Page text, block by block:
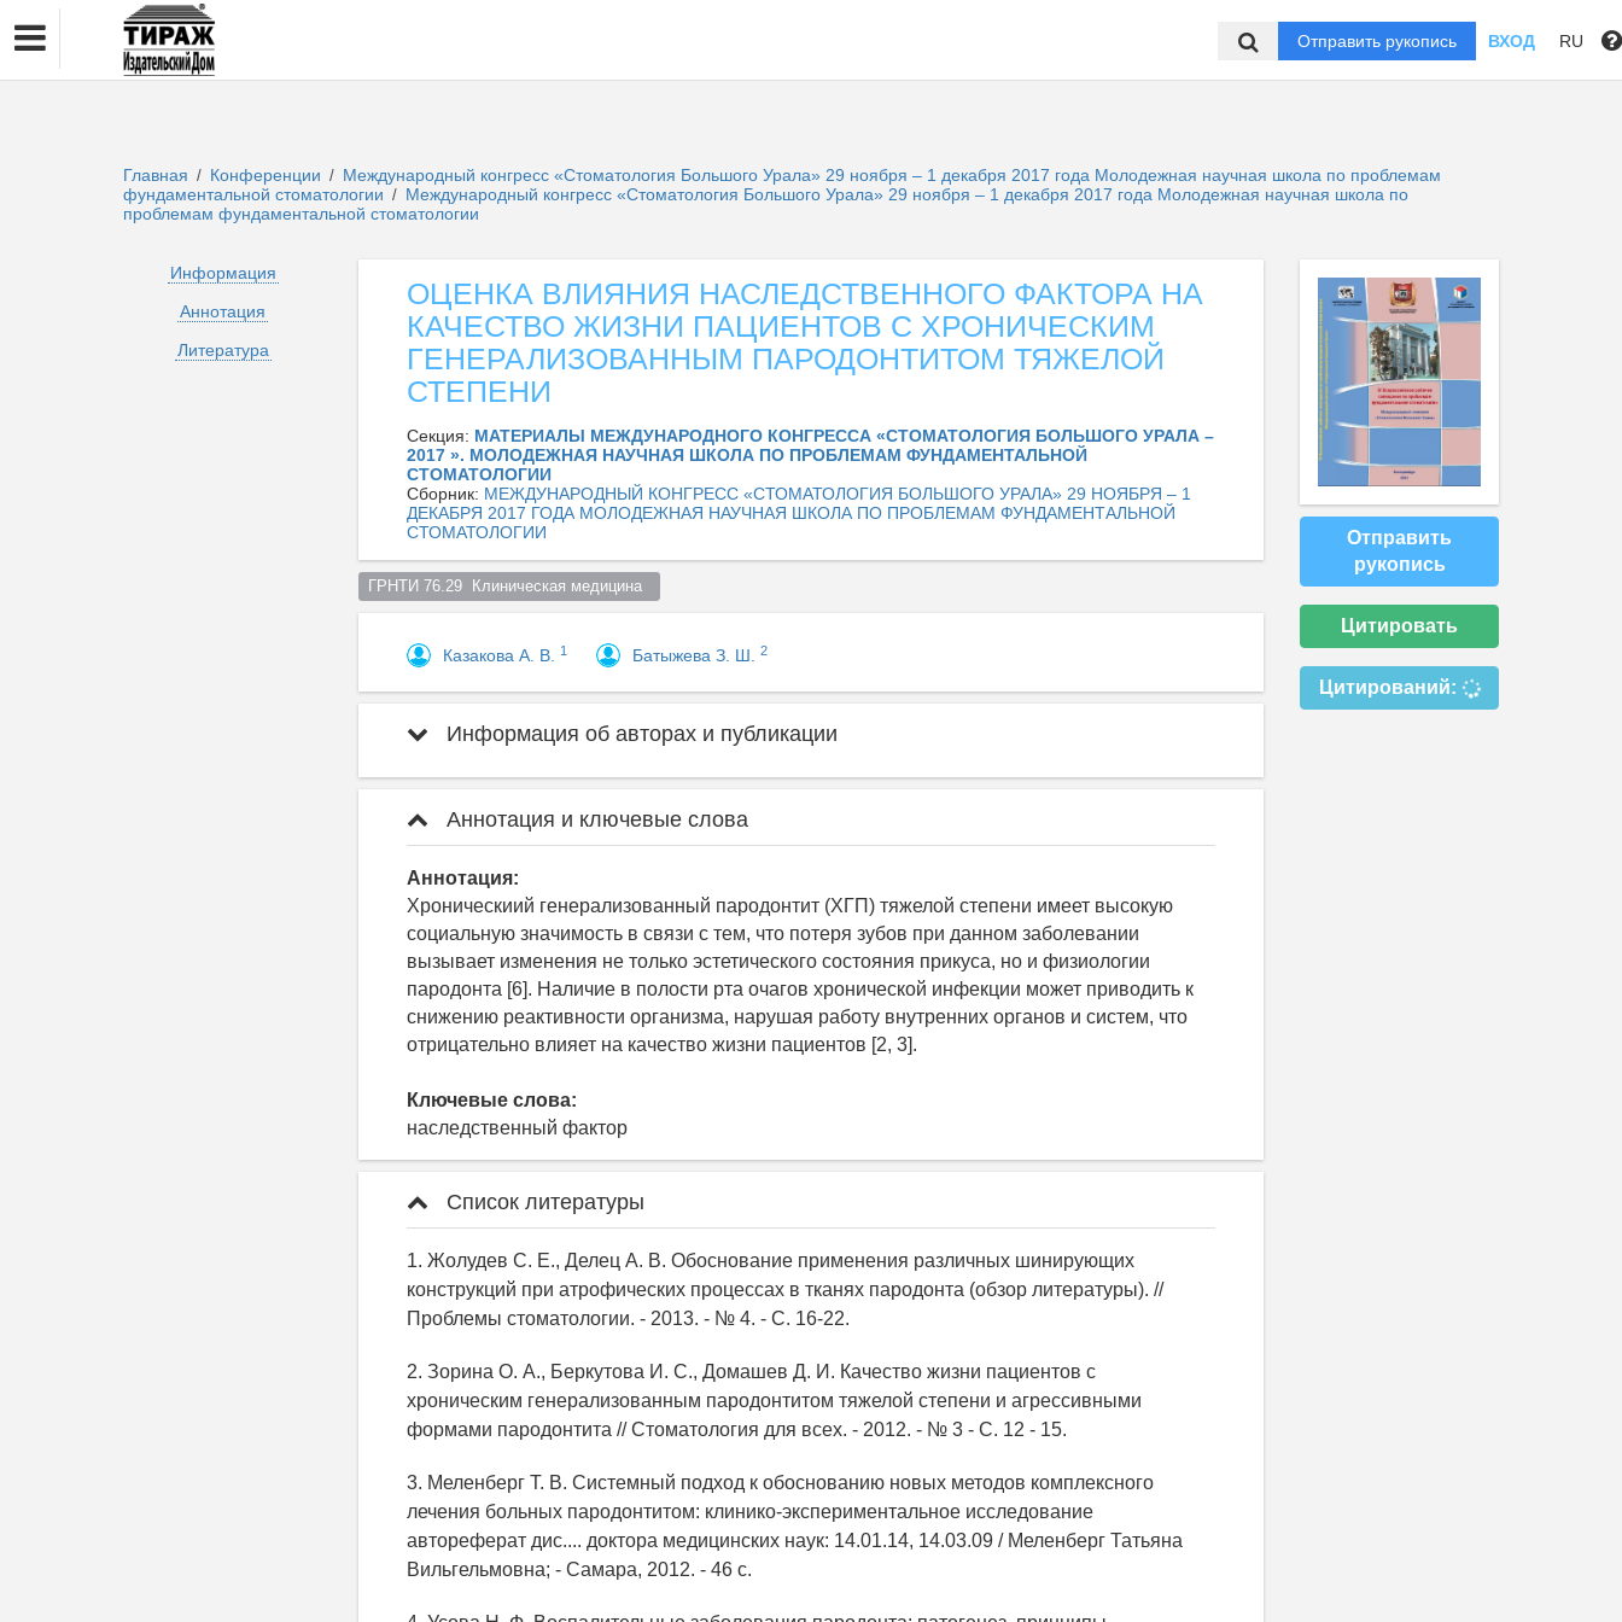
Отправить рукопись ВХОД RU
Главная / Конференции / Международный конгресс «Стоматология Большого Урала» 29 ноября – 1 декабря 2017 года Молодежная научная школа по проблемам
фундаментальной стоматологии / Международный конгресс «Стоматология Большого Урала» 29 ноября – 1 декабря 2017 года Молодежная научная школа по
проблемам фундаментальной стоматологии
Информация
Аннотация
Литература
ОЦЕНКА ВЛИЯНИЯ НАСЛЕДСТВЕННОГО ФАКТОРА НА
КАЧЕСТВО ЖИЗНИ ПАЦИЕНТОВ С ХРОНИЧЕСКИМ
ГЕНЕРАЛИЗОВАННЫМ ПАРОДОНТИТОМ ТЯЖЕЛОЙ
СТЕПЕНИ
Секция: МАТЕРИАЛЫ МЕЖДУНАРОДНОГО КОНГРЕССА «СТОМАТОЛОГИЯ БОЛЬШОГО УРАЛА –
2017 ». МОЛОДЕЖНАЯ НАУЧНАЯ ШКОЛА ПО ПРОБЛЕМАМ ФУНДАМЕНТАЛЬНОЙ
СТОМАТОЛОГИИ
Сборник: МЕЖДУНАРОДНЫЙ КОНГРЕСС «СТОМАТОЛОГИЯ БОЛЬШОГО УРАЛА» 29 НОЯБРЯ – 1
ДЕКАБРЯ 2017 ГОДА МОЛОДЕЖНАЯ НАУЧНАЯ ШКОЛА ПО ПРОБЛЕМАМ ФУНДАМЕНТАЛЬНОЙ
СТОМАТОЛОГИИ
ГРНТИ 76.29  Клиническая медицина
Казакова А. В. 1 Батыжева З. Ш. 2
Информация об авторах и публикации
Аннотация и ключевые слова
Аннотация:
Хроническиий генерализованный пародонтит (ХГП) тяжелой степени имеет высокую
социальную значимость в связи с тем, что потеря зубов при данном заболевании
вызывает изменения не только эстетического состояния прикуса, но и физиологии
пародонта [6]. Наличие в полости рта очагов хронической инфекции может приводить к
снижению реактивности организма, нарушая работу внутренних органов и систем, что
отрицательно влияет на качество жизни пациентов [2, 3].
Ключевые слова:
наследственный фактор
Список литературы
1. Жолудев С. Е., Делец А. В. Обоснование применения различных шинирующих
конструкций при атрофических процессах в тканях пародонта (обзор литературы). //
Проблемы стоматологии. - 2013. - № 4. - С. 16-22.
2. Зорина О. А., Беркутова И. С., Домашев Д. И. Качество жизни пациентов с
хроническим генерализованным пародонтитом тяжелой степени и агрессивными
формами пародонтита // Стоматология для всех. - 2012. - № 3 - С. 12 - 15.
3. Меленберг Т. В. Системный подход к обоснованию новых методов комплексного
лечения больных пародонтитом: клинико-экспериментальное исследование
автореферат дис.... доктора медицинских наук: 14.01.14, 14.03.09 / Меленберг Татьяна
Вильгельмовна; - Самара, 2012. - 46 с.
Отправить
рукопись
Цитировать
Цитирований: